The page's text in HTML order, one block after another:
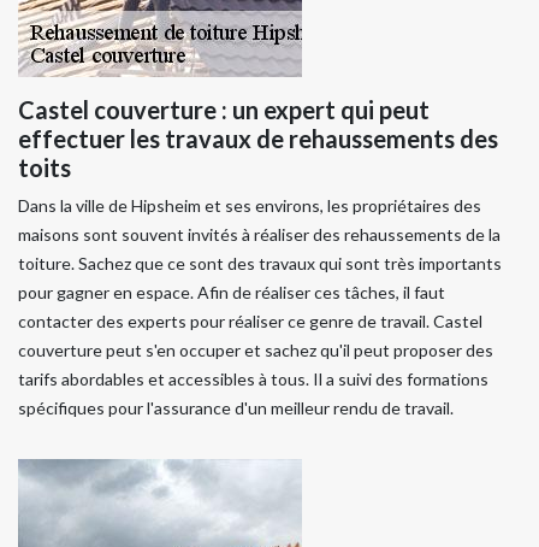
Castel couverture : un expert qui peut
effectuer les travaux de rehaussements des
toits
Dans la ville de Hipsheim et ses environs, les propriétaires des
maisons sont souvent invités à réaliser des rehaussements de la
toiture. Sachez que ce sont des travaux qui sont très importants
pour gagner en espace. Afin de réaliser ces tâches, il faut
contacter des experts pour réaliser ce genre de travail. Castel
couverture peut s'en occuper et sachez qu'il peut proposer des
tarifs abordables et accessibles à tous. Il a suivi des formations
spécifiques pour l'assurance d'un meilleur rendu de travail.